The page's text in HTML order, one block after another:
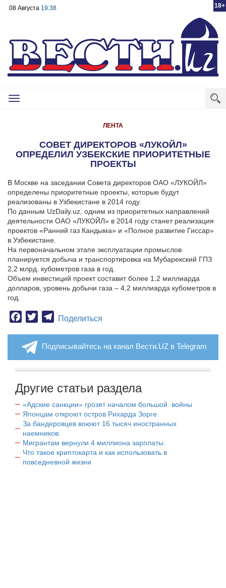
18+
08 Августа 19:38
Toggle
ЛЕНТА
СОВЕТ ДИРЕКТОРОВ «ЛУКОЙЛ»
ОПРЕДЕЛИЛ УЗБЕКСКИЕ ПРИОРИТЕТНЫЕ
ПРОЕКТЫ
В Москве на заседании Совета директоров ОАО «ЛУКОЙЛ»
определены приоритетные проекты, которые будут
реализованы в Узбекистане в 2014 году.
По данным UzDaily.uz, одним из приоритетных направлений
деятельности ОАО «ЛУКОЙЛ» в 2014 году станет реализация
проектов «Ранний газ Кандыма» и «Полное развитие Гиссар»
в Узбекистане.
На первоначальном этапе эксплуатации промыслов
планируется добыча и транспортировка на Мубарекский ГПЗ
2,2 млрд. кубометров газа в год.
Объем инвестиций проект составит более 1,2 миллиарда
долларов, уровень добычи газа – 4,2 миллиарда кубометров в
год.
Facebook
TwitterTelegram
Поделиться
Подписывайтесь на канал Вести.UZ в Telegram
Другие статьи раздела
«Адские санкции» грозят началом большой войны
Японцам откроют остров Рихарда Зорге
За бандеровцев воюют 16 тысяч иностранных
наемников.
Мигрантам вернули 4 миллиона зарплаты.
Что такое криптокарта и как использовать в
повседневной жизни